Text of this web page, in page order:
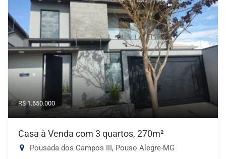
R$ 1.650.000
Casa à Venda com 3 quartos, 270m²
Pousada dos Campos III, Pouso Alegre-MG